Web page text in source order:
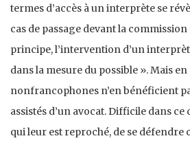
termes d’accès à un interprète se
cas de passage devant la
principe, l’intervention d’un
dans la mesure du possible ». Mais
nonfrancophones n’en bénéficient
assistés d’un avocat. Difficile dans
qui leur est reproché, de se défendre